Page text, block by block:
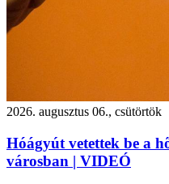
2026. augusztus 06., csütörtök
Hóágyút vetettek be a
városban | VIDEÓ